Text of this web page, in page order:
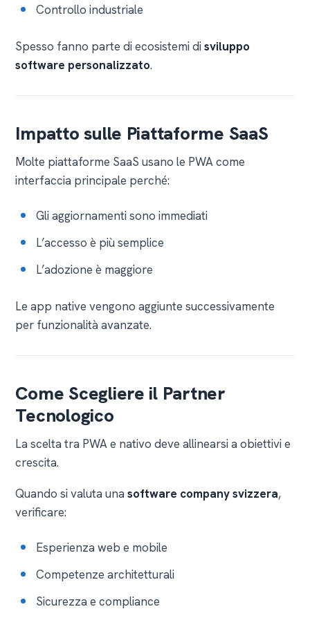
Controllo industriale
Spesso fanno parte di ecosistemi disviluppo
software personalizzato.
Impatto sulle Piattaforme SaaS
Molte piattaforme SaaS usano le PWA come
interfaccia principale perché:
Gli aggiornamenti sono immediati
L’accesso è più semplice
L’adozione è maggiore
Le app native vengono aggiunte successivamente
per funzionalità avanzate.
Come Scegliere il Partner
Tecnologico
La scelta tra PWA e nativo deve allinearsi a obiettivi e
crescita.
Quando si valuta unasoftware company svizzera,
verificare:
Esperienza web e mobile
Competenze architetturali
Sicurezza e compliance